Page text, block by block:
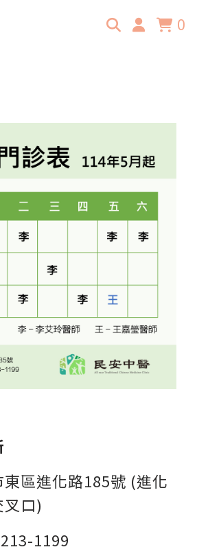
0
東區進化路185號 (進化
口)
1199